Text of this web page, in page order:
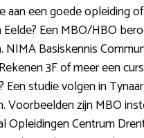
aan een goede opleiding
Eelde? Een MBO/HBO
NIMA Basiskennis
3F of meer een
Een studie volgen in
Voorbeelden zijn MBO
Opleidingen Centrum